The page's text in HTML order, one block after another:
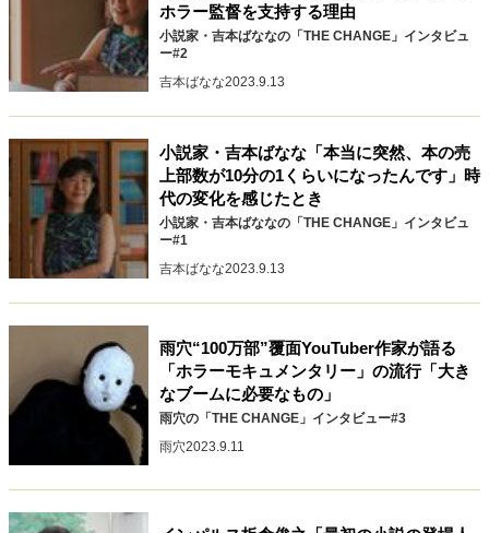
ライフスタイル・生き方
40代からの景色
パートナーとの歩み方
親になるということ
病が教えてくれたこと
移住という選択
熱狂できるもの
一生モノの愛用品
私を彩るエッセンス
60代のネクストステージ
70代のグランドデザイン
社会・カルチャー・マネー
ホラー監督を支持する理由
小説家・吉本ばななの「THE CHANGE」インタビュ
ー#2
吉本ばなな2023.9.13
小説家・吉本ばなな「本当に突然、本の売
上部数が10分の1くらいになったんです」時
代の変化を感じたとき
小説家・吉本ばななの「THE CHANGE」インタビュ
ー#1
吉本ばなな2023.9.13
雨穴“100万部”覆面YouTuber作家が語る
「ホラーモキュメンタリー」の流行「大き
なブームに必要なもの」
雨穴の「THE CHANGE」インタビュー#3
雨穴2023.9.11